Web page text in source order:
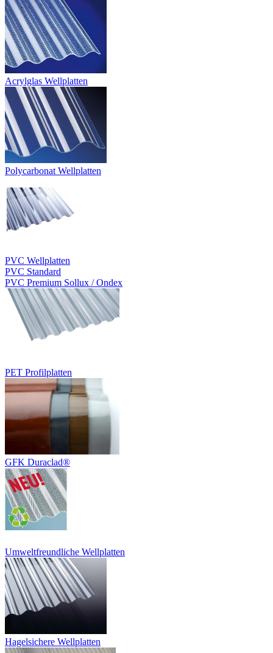
Acrylglas Wellplatten
Polycarbonat Wellplatten
PVC Wellplatten
PVC Standard
PVC Premium Sollux / Ondex
PET Profilplatten
GFK Duraclad®
Umweltfreundliche Wellplatten
Hagelsichere Wellplatten